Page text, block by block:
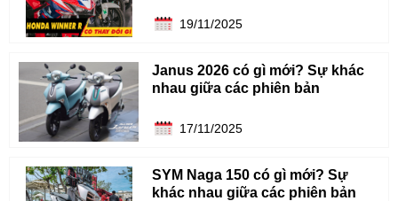
19/11/2025
Janus 2026 có gì mới? Sự khác
nhau giữa các phiên bản
17/11/2025
SYM Naga 150 có gì mới? Sự
khác nhau giữa các phiên bản